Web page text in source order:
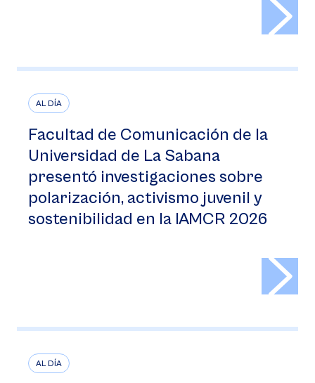
AL DÍA
Facultad de Comunicación de la
Universidad de La Sabana
presentó investigaciones sobre
polarización, activismo juvenil y
sostenibilidad en la IAMCR 2026
AL DÍA